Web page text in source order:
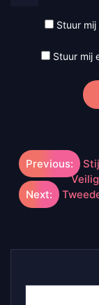
Stuur
Stuur mij
Previous:
Next: